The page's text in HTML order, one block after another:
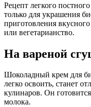
Рецепт легкого
только для украшения
приготовления
или вегетарианство.
На вареной
Шоколадный крем для
легко освоить, станет
кулинаров. Он
молока.